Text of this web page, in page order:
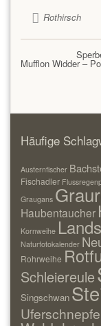
Rothirsch
Mufflon Widder –
Häufige
Austernfischer
Fischadler
Graugans
Haubentaucher
Kornweihe
Naturfotokalender
Rohrweihe
Schleiereule
Singschwan
Uferschnepfe